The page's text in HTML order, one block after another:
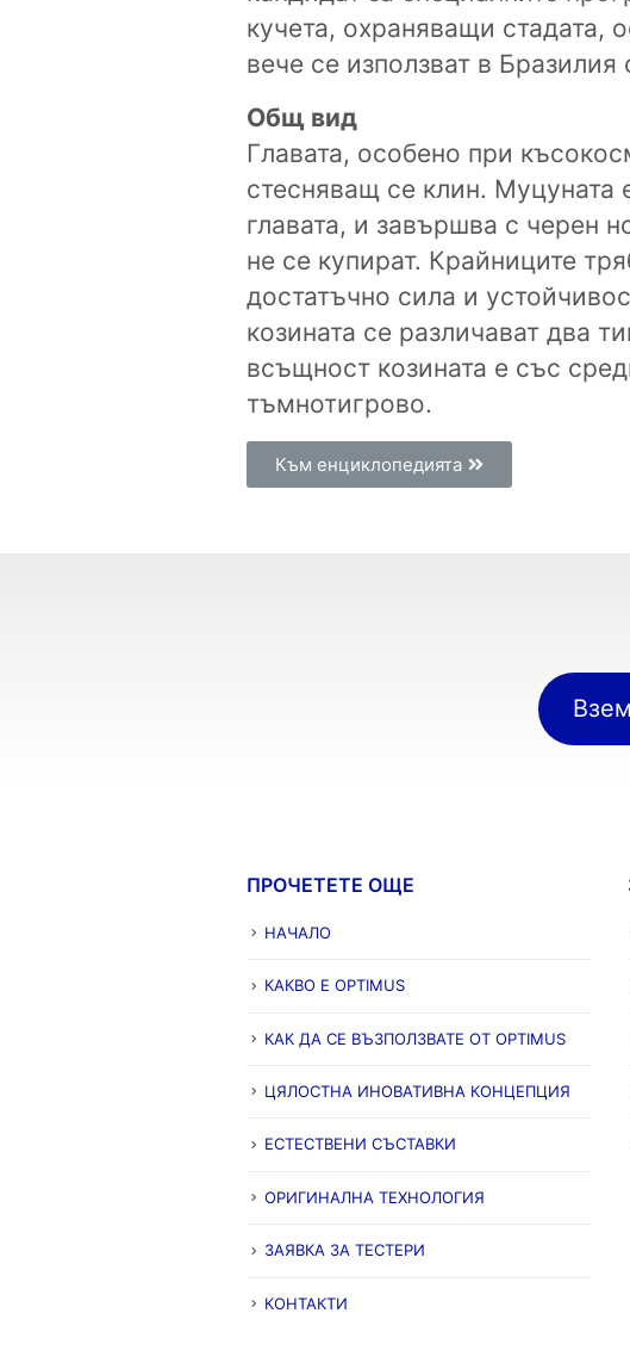
кучета, охраняващи стадата,
вече се използват в
Общ вид
Главата, особено при
стесняващ се клин. Муцуната
главата, и завършва с черен
не се купират. Крайниците
достатъчно сила и
козината се различават два
всъщност козината е със
тъмнотигрово.
Към енциклопедията
ПРОЧЕТЕТЕ ОЩЕ
НАЧАЛО
КАКВО Е OPTIMUS
КАК ДА СЕ ВЪЗПОЛЗВАТЕ ОТ OPTIMUS
ЦЯЛОСТНА ИНОВАТИВНА КОНЦЕПЦИЯ
ЕСТЕСТВЕНИ СЪСТАВКИ
ОРИГИНАЛНА ТЕХНОЛОГИЯ
ЗАЯВКА ЗА ТЕСТЕРИ
КОНТАКТИ